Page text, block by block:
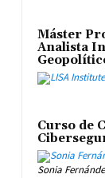
Máster
Analista
Curso de
Sonia